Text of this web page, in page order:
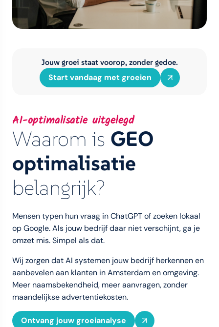
Jouw groei staat voorop, zonder gedoe.
Start vandaag met groeien
AI-optimalisatie uitgelegd
Waarom is GEO
optimalisatie
belangrijk?
Mensen typen hun vraag in ChatGPT of zoeken lokaal
op Google. Als jouw bedrijf daar niet verschijnt, ga je
omzet mis. Simpel als dat.
Wij zorgen dat AI systemen jouw bedrijf herkennen en
aanbevelen aan klanten in Amsterdam en omgeving.
Meer naamsbekendheid, meer aanvragen, zonder
maandelijkse advertentiekosten.
Ontvang jouw groeianalyse